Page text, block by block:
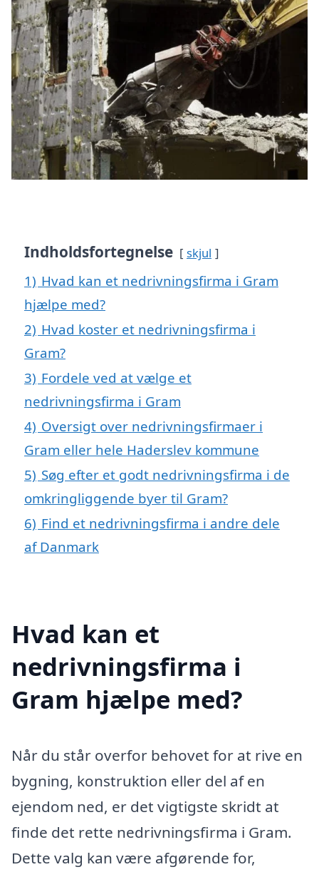
Indholdsfortegnelse skjul
1) Hvad kan et nedrivningsfirma i Gram
hjælpe med?
2) Hvad koster et nedrivningsfirma i
Gram?
3) Fordele ved at vælge et
nedrivningsfirma i Gram
4) Oversigt over nedrivningsfirmaer i
Gram eller hele Haderslev kommune
5) Søg efter et godt nedrivningsfirma i de
omkringliggende byer til Gram?
6) Find et nedrivningsfirma i andre dele
af Danmark
Hvad kan et
nedrivningsfirma i
Gram hjælpe med?
Når du står overfor behovet for at rive en
bygning, konstruktion eller del af en
ejendom ned, er det vigtigste skridt at
finde det rette nedrivningsfirma i Gram.
Dette valg kan være afgørende for,